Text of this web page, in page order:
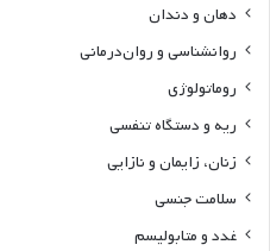
دهان و دندان
روانشناسی و روان‌درمانی
روماتولوژی
ریه و دستگاه تنفسی
زنان، زایمان و نازایی
سلامت جنسی
غدد و متابولیسم